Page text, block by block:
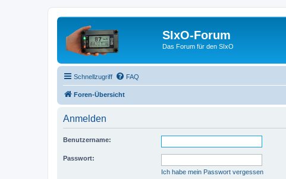
SIxO-Forum
Das Forum für den SIxO
Schnellzugriff FAQ
Foren-Übersicht
Anmelden
Benutzername:
Passwort:
Ich habe mein Passwort vergessen